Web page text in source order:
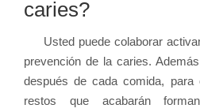
caries?
Usted puede colaborar
prevención de la caries.
después de cada comida, para
restos que acabarán